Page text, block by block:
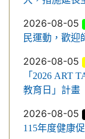
2026-08-05
民運動，歡迎
2026-08-05
「2026 ART
教育日」計畫
2026-08-05
115年度健康